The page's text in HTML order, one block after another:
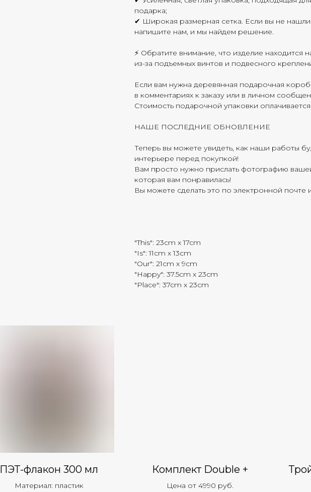
подарка;
✔ Широкая размерная сетка. Если вы не
напишите нам, и мы найдем решение.
⚡ Обратите внимание, что изделие находится
из-за подъемных винтов и подвесного
Если вам нужна деревянная подарочная
в комментариях к заказу или в личном
Стоимость подарочной упаковки
НАШЕ ПОСЛЕДНИЕ ОБНОВЛЕНИЕ
Теперь вы можете увидеть, как наши работы
интерьере перед покупкой!
Вам просто нужно прислать фотографию
которая вам понравилась!
Вы можете сделать это по электронной почте
"This": 23cm x 17cm
"Is": 11cm x 13cm
"Our": 21cm x 9cm
"Happy": 37.5cm x 23cm
"Place": 37cm x 23cm
ПЭТ-флакон 300 мл
Материал: пластик
Комплект Double +
Цена от 4990 руб.